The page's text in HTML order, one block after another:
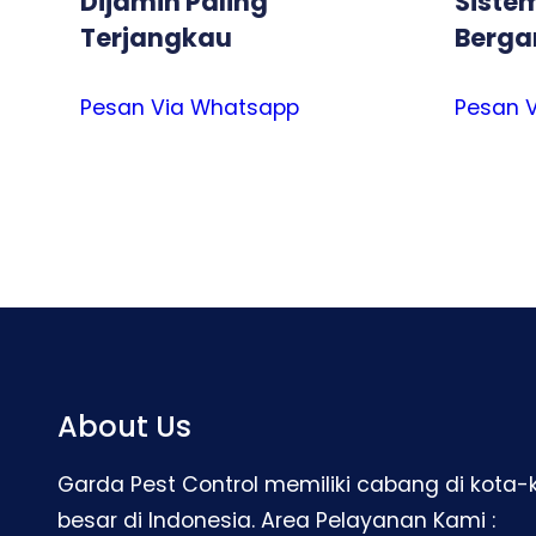
Terjangkau
Pesan Via Whatsapp Pesan
About Us
Garda Pest Control memiliki cabang di kota-
besar di Indonesia. Area Pelayanan Kami :